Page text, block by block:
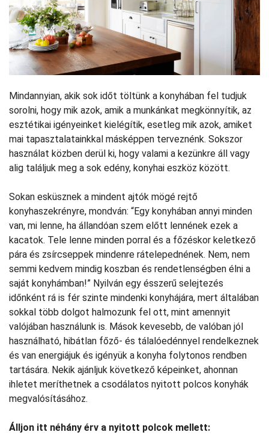
Mindannyian, akik sok időt töltünk a konyhában fel tudjuk
sorolni, hogy mik azok, amik a munkánkat megkönnyítik, az
esztétikai igényeinket kielégítik, esetleg mik azok, amiket
mai tapasztalatainkkal másképpen terveznénk. Sokszor
használat közben derül ki, hogy valami a kezünkre áll vagy
alig találjuk meg a sok edény, konyhai eszköz között.
Sokan esküsznek a mindent ajtók mögé rejtő
konyhaszekrényre, mondván: “Egy konyhában annyi minden
van, mi lenne, ha állandóan szem előtt lennének ezek a
kacatok. Tele lenne minden porral és a főzéskor keletkező
pára és zsírcseppek mindenre rátelepednének. Nem, nem
semmi kedvem mindig koszban és rendetlenségben élni a
saját konyhámban!” Nyilván egy ésszerű selejtezés
időnként rá is fér szinte mindenki konyhájára, mert általában
sokkal több dolgot halmozunk fel ott, mint amennyit
valójában használunk is. Mások kevesebb, de valóban jól
használható, hibátlan főző- és tálalóedénnyel rendelkeznek
és van energiájuk és igényük a konyha folytonos rendben
tartására. Nekik ajánljuk következő képeinket, ahonnan
ihletet meríthetnek a csodálatos nyitott polcos konyhák
megvalósításához.
Álljon itt néhány érv a nyitott polcok mellett: